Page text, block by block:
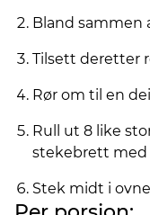
Bland sammen
Tilsett deretter
Rør om til en
Rull ut 8 like
stekebrett med
Stek midt i